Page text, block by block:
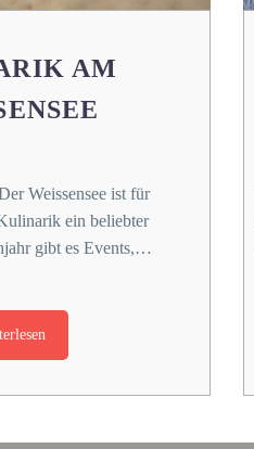
AM
Weissensee ist für
ein beliebter
gibt es Events,…